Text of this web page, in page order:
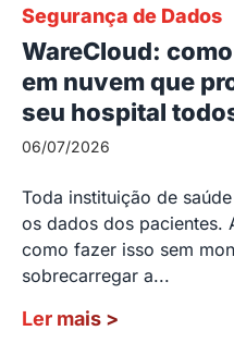
Segurança de Dados
WareCloud:
em nuvem que
seu hospital
06/07/2026
Toda instituição de
os dados dos pacientes.
como fazer isso sem
sobrecarregar a...
Ler mais >